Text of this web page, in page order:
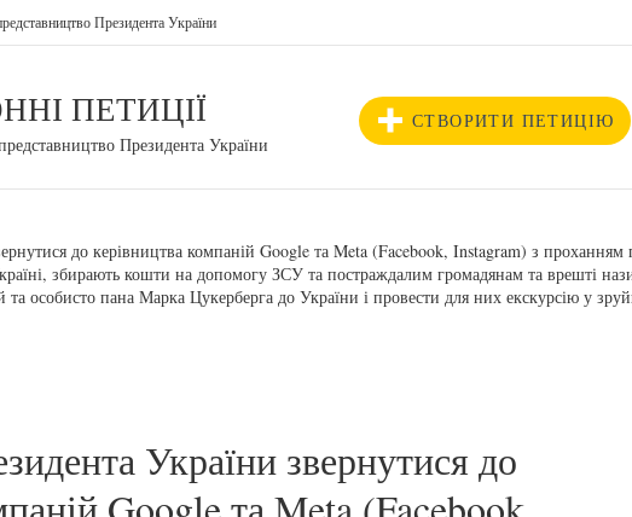
Президента України
ПЕТИЦІЇ
Президента України
СТВОРИТИ ПЕТИЦІЮ
до керівництва компаній Google та Meta (Facebook, Instagram) з проханням
збирають кошти на допомогу ЗСУ та постраждалим громадянам та врешті
та особисто пана Марка Цукерберга до України і провести для них екскурсію у
України звернутися до